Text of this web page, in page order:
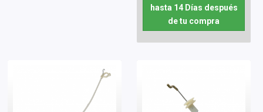
hasta 14 Días después
de tu compra